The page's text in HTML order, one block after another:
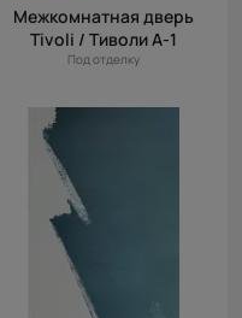
Межкомнатная дверь
Tivoli / Тиволи А-1
Под отделку